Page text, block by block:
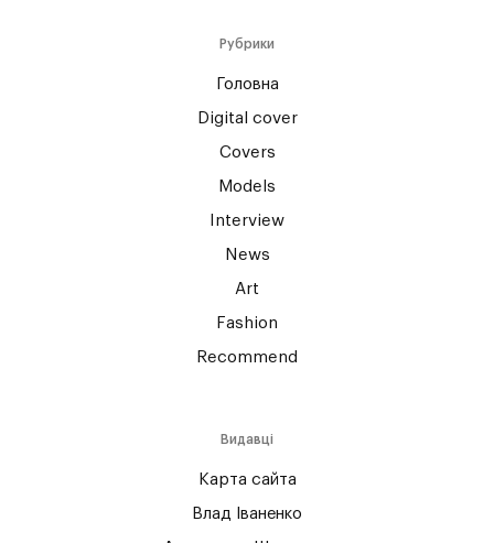
Рубрики
Головна
Digital cover
Covers
Models
Interview
News
Art
Fashion
Recommend
Видавці
Карта сайта
Влад Іваненко